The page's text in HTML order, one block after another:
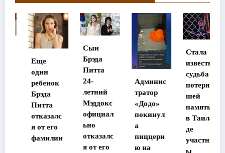
Еще
один
ребенок
Брэда
Питта
отказалс
я от его
фамилии
Сын
Брэда
Питта
летний
Мэддокс
официал
отказалс
я от его
Админис
тратор
«Додо»
покинул
пиццери
ю на
Стала
известна
судьба
потеряв
шей
память
в Таилан
участниц